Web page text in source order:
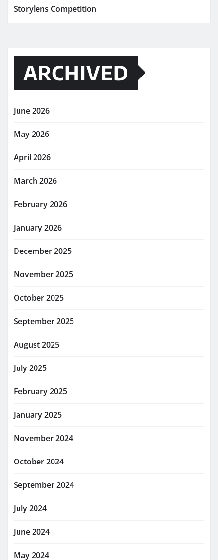
Storylens Competition
ARCHIVED
June 2026
May 2026
April 2026
March 2026
February 2026
January 2026
December 2025
November 2025
October 2025
September 2025
August 2025
July 2025
February 2025
January 2025
November 2024
October 2024
September 2024
July 2024
June 2024
May 2024